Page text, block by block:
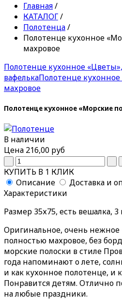
Главная/
КАТАЛОГ/
Полотенца/
Полотенце кухонное
махровое
Полотенце кухонное
вафелькаПолотенце
махровое
Полотенце кухонное «Морские
В наличии
Цена 216,00 руб
КУПИТЬ В 1 КЛИК
Описание
Доставка и
Характеристики
Размер 35х75, есть вешалка,
Оригинальное, очень
полностью махровое, без
морские полоски в стиле
года напоминают о лете,
и как кухонное полотенце, и
Понравится детям. Отлично
на любые праздники.